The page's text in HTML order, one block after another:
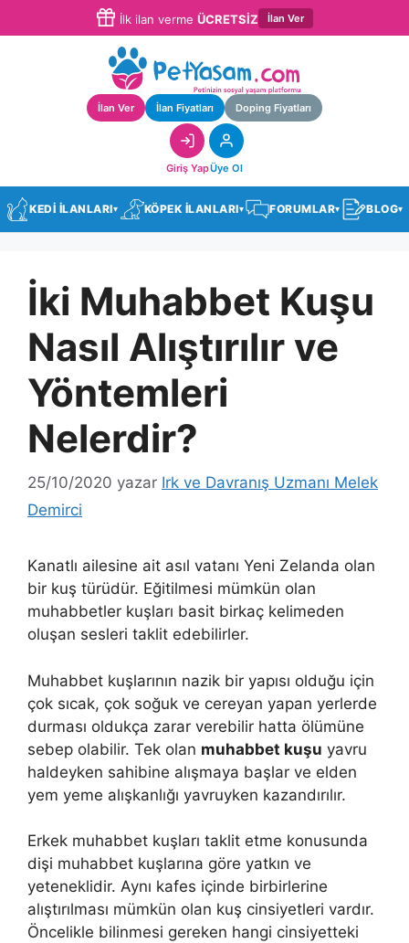
İlk ilan verme ÜCRETSİZ İlan Ver
İlan Ver İlan Fiyatları Doping Fiyatları
Giriş YapÜye Ol
KEDİ İLANLARI▾ KÖPEK İLANLARI▾ FORUMLAR▾ BLOG▾
İki Muhabbet Kuşu
Nasıl Alıştırılır ve
Yöntemleri
Nelerdir?
25/10/2020 yazar Irk ve Davranış Uzmanı Melek
Demirci
Kanatlı ailesine ait asıl vatanı Yeni Zelanda olan
bir kuş türüdür. Eğitilmesi mümkün olan
muhabbetler kuşları basit birkaç kelimeden
oluşan sesleri taklit edebilirler.
Muhabbet kuşlarının nazik bir yapısı olduğu için
çok sıcak, çok soğuk ve cereyan yapan yerlerde
durması oldukça zarar verebilir hatta ölümüne
sebep olabilir. Tek olan muhabbet kuşu yavru
haldeyken sahibine alışmaya başlar ve elden
yem yeme alışkanlığı yavruyken kazandırılır.
Erkek muhabbet kuşları taklit etme konusunda
dişi muhabbet kuşlarına göre yatkın ve
yeteneklidir. Aynı kafes içinde birbirlerine
alıştırılması mümkün olan kuş cinsiyetleri vardır.
Öncelikle bilinmesi gereken hangi cinsiyetteki